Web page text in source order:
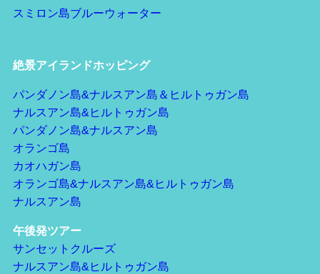
スミロン島ブルーウォーター
絶景アイランドホッピング
パンダノン島&ナルスアン島＆ヒルトゥガン島
ナルスアン島&ヒルトゥガン島
パンダノン島&ナルスアン島
オランゴ島
カオハガン島
オランゴ島&ナルスアン島&ヒルトゥガン島
ナルスアン島
午後発ツアー
サンセットクルーズ
ナルスアン島&ヒルトゥガン島